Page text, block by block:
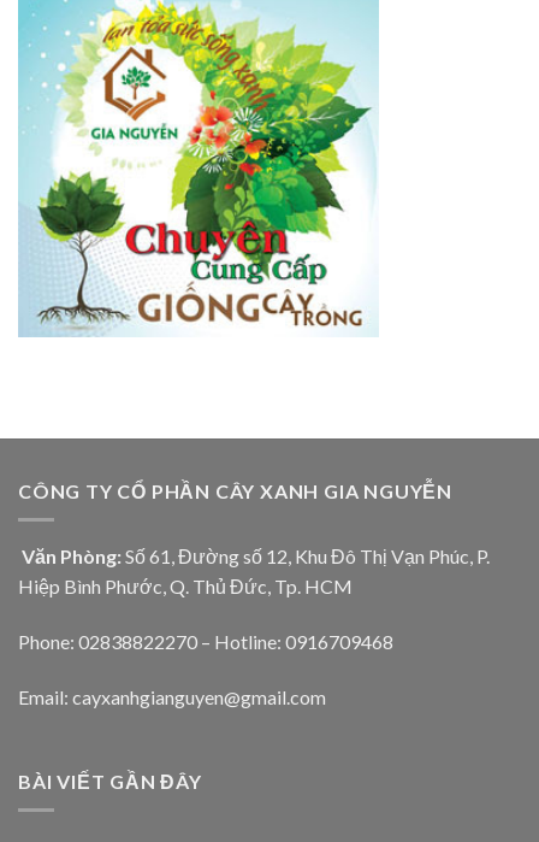
CÔNG TY CỔ PHẦN CÂY XANH GIA NGUYỄN
Văn Phòng: Số 61, Đường số 12, Khu Đô Thị Vạn Phúc, P.
Hiệp Bình Phước, Q. Thủ Đức, Tp. HCM
Phone: 02838822270 – Hotline: 0916709468
Email: cayxanhgianguyen@gmail.com
BÀI VIẾT GẦN ĐÂY